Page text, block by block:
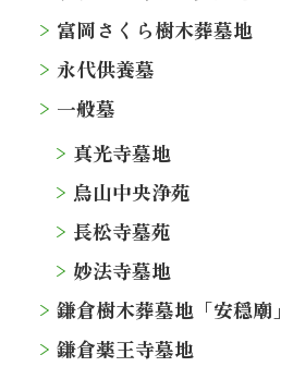
富岡さくら樹木葬墓地
永代供養墓
一般墓
真光寺墓地
烏山中央浄苑
長松寺墓苑
妙法寺墓地
鎌倉樹木葬墓地「安穏廟」
鎌倉薬王寺墓地